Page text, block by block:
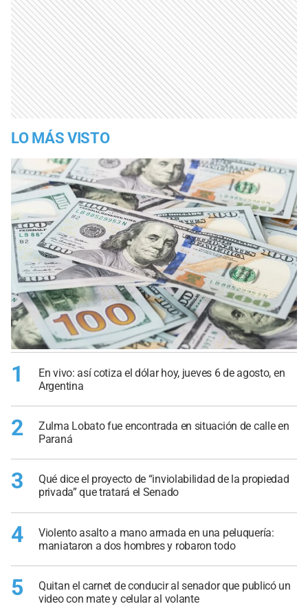
LO MÁS VISTO
1
En vivo: así cotiza el dólar hoy, jueves 6 de agosto, en
Argentina
2
Zulma Lobato fue encontrada en situación de calle en
Paraná
3
Qué dice el proyecto de “inviolabilidad de la propiedad
privada” que tratará el Senado
4
Violento asalto a mano armada en una peluquería:
maniataron a dos hombres y robaron todo
5
Quitan el carnet de conducir al senador que publicó un
video con mate y celular al volante